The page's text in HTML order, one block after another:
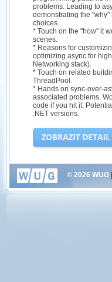
problems. Leading to
demonstrating the
choices.
* Touch on the "how" it
scenes.
* Reasons for
optimizing async for
Networking stack).
* Touch on related
ThreadPool.
* Hands on sync-over-
associated problems.
code if you hit it.
.NET versions.
© 2026 WUG